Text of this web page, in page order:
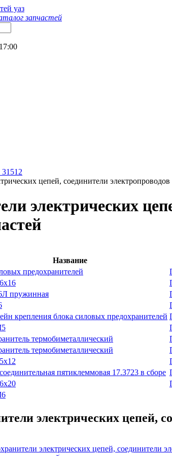
запчастей
цепей, соединители электропроводов
электрических
Название
предохранителей
пружинная
крепления блока силовых предохранителей
термобиметаллический
термобиметаллический
пятиклеммовая 17.3723 в сборе
электрических цепей,